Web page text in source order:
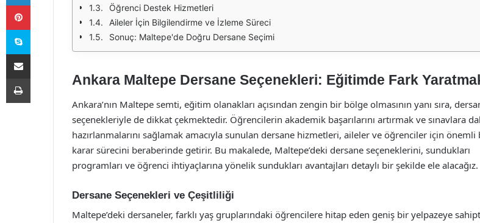
Öğrenci Destek Hizmetleri
Aileler İçin Bilgilendirme ve İzleme Süreci
Sonuç: Maltepe'de Doğru Dersane Seçimi
Ankara Maltepe Dersane Seçenekleri: Eğitimde Fark
Ankara’nın Maltepe semti, eğitim olanakları açısından zengin bir bölge olmasının yanı sıra,
seçenekleriyle de dikkat çekmektedir. Öğrencilerin akademik başarılarını artırmak ve sınavlara
hazırlanmalarını sağlamak amacıyla sunulan dersane hizmetleri, aileler ve öğrenciler için önemli
karar sürecini beraberinde getirir. Bu makalede, Maltepe’deki dersane seçeneklerini, sundukları
programları ve öğrenci ihtiyaçlarına yönelik sundukları avantajları detaylı bir şekilde ele alacağız.
Dersane Seçenekleri ve Çeşitliliği
Maltepe’deki dersaneler, farklı yaş gruplarındaki öğrencilere hitap eden geniş bir yelpazeye
Pinterest
Skype
E-Posta ile paylaş